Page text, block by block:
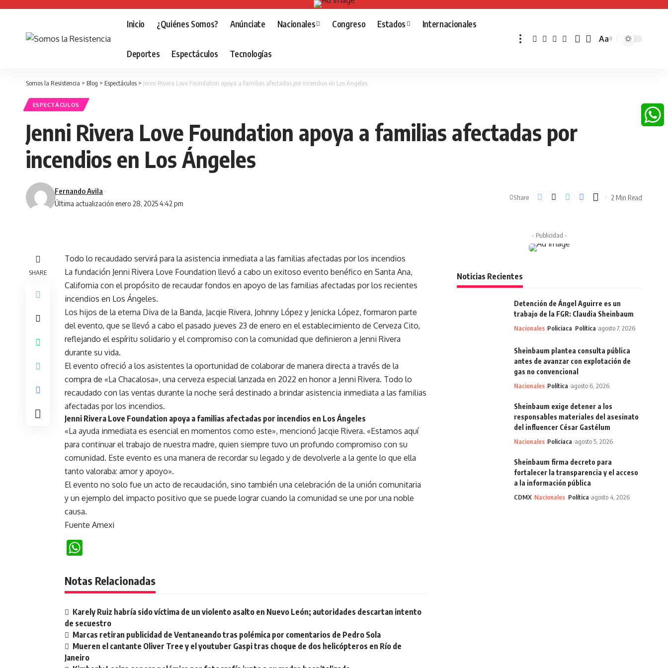
Inicio ¿Quiénes Somos? Anúnciate Nacionales Congreso Estados Internacionales
Deportes Espectáculos Tecnologías
Font
Aa
Somos la Resistencia > Blog > Espectáculos > Jenni Rivera Love Foundation apoya a familias afectadas por incendios en Los Ángeles
ESPECTÁCULOS
Jenni Rivera Love Foundation apoya a familias afectadas por
incendios en Los Ángeles
Última actualización enero 28, 2025 4:42 pm
Fernando Avila
Share 2 Min Read
SHARE
Todo lo recaudado servirá para la asistencia inmediata a las familias afectadas por los incendios
La fundación Jenni Rivera Love Foundation llevó a cabo un exitoso evento benéfico en Santa Ana,
California con el propósito de recaudar fondos en apoyo de las familias afectadas por los recientes
incendios en Los Ángeles.
Los hijos de la eterna Diva de la Banda, Jacqie Rivera, Johnny López y Jenicka López, formaron parte
del evento, que se llevó a cabo el pasado jueves 23 de enero en el establecimiento de Cerveza Cito,
reflejando el espíritu solidario y el compromiso con la comunidad que definieron a Jenni Rivera
durante su vida.
El evento ofreció a los asistentes la oportunidad de colaborar de manera directa a través de la
compra de «La Chacalosa», una cerveza especial lanzada en 2022 en honor a Jenni Rivera. Todo lo
recaudado con las ventas durante la noche será destinado a brindar asistencia inmediata a las familias
afectadas por los incendios.
Jenni Rivera Love Foundation apoya a familias afectadas por incendios en Los Ángeles
«La ayuda inmediata es esencial en momentos como este», mencionó Jacqie Rivera. «Estamos aquí
para continuar el trabajo de nuestra madre, quien siempre tuvo un profundo compromiso con su
comunidad. Este evento es una manera de recordar su legado y de devolverle a la gente lo que ella
tanto valoraba: amor y apoyo».
El evento no solo fue un acto de recaudación, sino también una celebración de la unión comunitaria
y un ejemplo del impacto positivo que se puede lograr cuando la comunidad se une por una noble
causa.
Fuente Amexi
Notas Relacionadas
Karely Ruiz habría sido víctima de un violento asalto en Nuevo León; autoridades descartan intento
de secuestro
Marcas retiran publicidad de Ventaneando tras polémica por comentarios de Pedro Sola
Mueren el cantante Oliver Tree y el youtuber Gaspi tras choque de dos helicópteros en Río de
Janeiro
- Publicidad -
Noticias Recientes
Detención de Ángel Aguirre es un
trabajo de la FGR: Claudia Sheinbaum
Nacionales Policiaca Política agosto 7, 2026
Sheinbaum plantea consulta pública
antes de avanzar con explotación de
gas no convencional
Nacionales Política agosto 6, 2026
Sheinbaum exige detener a los
responsables materiales del asesinato
del influencer César Gastélum
Nacionales Policiaca agosto 5, 2026
Sheinbaum firma decreto para
fortalecer la transparencia y el acceso
a la información pública
CDMX Nacionales Política agosto 4, 2026